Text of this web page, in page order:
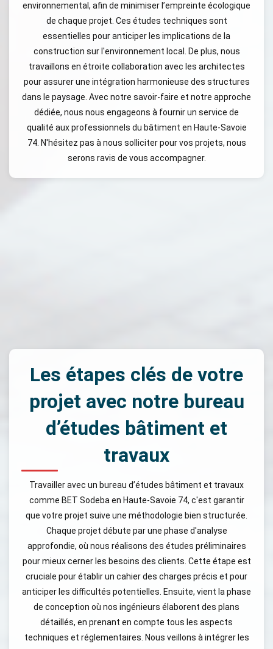
environnemental, afin de minimiser l’empreinte écologique
de chaque projet. Ces études techniques sont
essentielles pour anticiper les implications de la
construction sur l'environnement local. De plus, nous
travaillons en étroite collaboration avec les architectes
pour assurer une intégration harmonieuse des structures
dans le paysage. Avec notre savoir-faire et notre approche
dédiée, nous nous engageons à fournir un service de
qualité aux professionnels du bâtiment en Haute-Savoie
74. N'hésitez pas à nous solliciter pour vos projets, nous
serons ravis de vous accompagner.
Les étapes clés de votre
projet avec notre bureau
d’études bâtiment et
travaux
Travailler avec un bureau d’études bâtiment et travaux
comme BET Sodeba en Haute-Savoie 74, c'est garantir
que votre projet suive une méthodologie bien structurée.
Chaque projet débute par une phase d'analyse
approfondie, où nous réalisons des études préliminaires
pour mieux cerner les besoins des clients. Cette étape est
cruciale pour établir un cahier des charges précis et pour
anticiper les difficultés potentielles. Ensuite, vient la phase
de conception où nos ingénieurs élaborent des plans
détaillés, en prenant en compte tous les aspects
techniques et réglementaires. Nous veillons à intégrer les